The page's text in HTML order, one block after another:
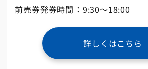
前売券発券時間：9:30～18:00
詳しくはこちら